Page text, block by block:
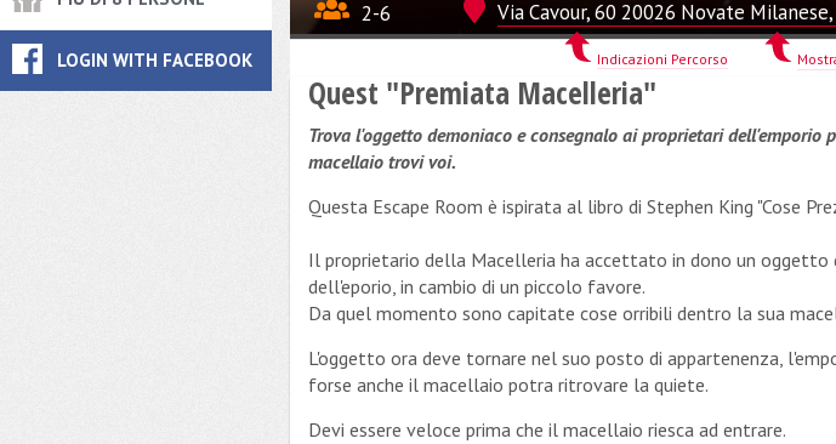
LOGIN WITH FACEBOOK
2-6
Indicazioni Percorso
Via Cavour, 60 20026 Novate
Quest "Premiata Macelleria"
Trova l'oggetto demoniaco e consegnalo ai proprietari dell'emporio
macellaio trovi voi.
Questa Escape Room è ispirata al libro di Stephen King "Cose
Il proprietario della Macelleria ha accettato in dono un oggetto
dell'eporio, in cambio di un piccolo favore.
Da quel momento sono capitate cose orribili dentro la sua
L'oggetto ora deve tornare nel suo posto di appartenenza,
forse anche il macellaio potra ritrovare la quiete.
Devi essere veloce prima che il macellaio riesca ad entrare.